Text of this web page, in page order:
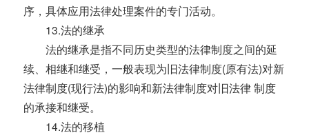
序，具体应用法律处理案件的专门活动。
13.法的继承
法的继承是指不同历史类型的法律制度之间的延
续、相继和继受，一般表现为旧法律制度(原有法)对新
法律制度(现行法)的影响和新法律制度对旧法律 制度
的承接和继受。
14.法的移植